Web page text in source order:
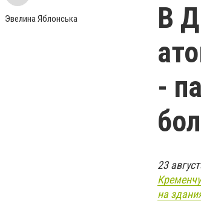
Эвелина Яблонська
В
-
23
на